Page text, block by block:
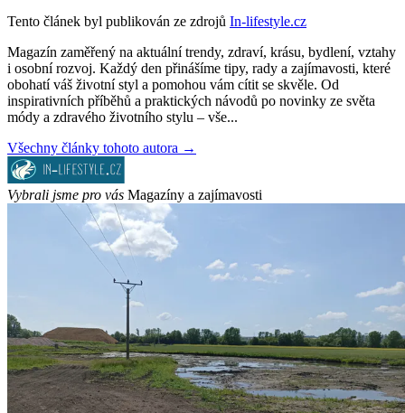
Tento článek byl publikován ze zdrojů In-lifestyle.cz
Magazín zaměřený na aktuální trendy, zdraví, krásu, bydlení, vztahy
i osobní rozvoj. Každý den přinášíme tipy, rady a zajímavosti, které
obohatí váš životní styl a pomohou vám cítit se skvěle. Od
inspirativních příběhů a praktických návodů po novinky ze světa
módy a zdravého životního stylu – vše...
Všechny články tohoto autora →
Vybrali jsme pro vás Magazíny a zajímavosti